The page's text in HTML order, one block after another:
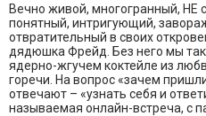
Вечно живой, многогранный, НЕ
понятный, интригующий,
отвратительный в своих
дядюшка Фрейд. Без него мы
ядерно-жгучем коктейле из
горечи. На вопрос «зачем
отвечают – «узнать себя и
называемая онлайн-встреча, с